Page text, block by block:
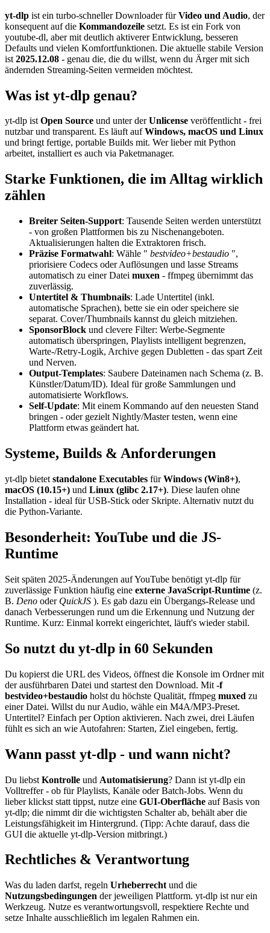
yt-dlp ist ein turbo-schneller Downloader fürVideo und Audio, der
konsequent auf die Kommandozeile setzt. Es ist ein Fork von
youtube-dl, aber mit deutlich aktiverer Entwicklung, besseren
Defaults und vielen Komfortfunktionen. Die aktuelle stabile Version
ist 2025.12.08 - genau die, die du willst, wenn du Ärger mit sich
ändernden Streaming-Seiten vermeiden möchtest.
Was ist yt-dlp genau?
yt-dlp istOpen Source und unter derUnlicense veröffentlicht - frei
nutzbar und transparent. Es läuft aufWindows, macOS und Linux
und bringt fertige, portable Builds mit. Wer lieber mit Python
arbeitet, installiert es auch via Paketmanager.
Starke Funktionen, die im Alltag wirklich
zählen
Breiter Seiten-Support: Tausende Seiten werden unterstützt
- von großen Plattformen bis zu Nischenangeboten.
Aktualisierungen halten die Extraktoren frisch.
Präzise Formatwahl: Wähle " bestvideo+bestaudio ",
priorisiere Codecs oder Auflösungen und lasse Streams
automatisch zu einer Datei muxen - ffmpeg übernimmt das
zuverlässig.
Untertitel & Thumbnails: Lade Untertitel (inkl.
automatische Sprachen), bette sie ein oder speichere sie
separat. Cover/Thumbnails kannst du gleich mitziehen.
SponsorBlock und clevere Filter: Werbe-Segmente
automatisch überspringen, Playlists intelligent begrenzen,
Warte-/Retry-Logik, Archive gegen Dubletten - das spart Zeit
und Nerven.
Output-Templates: Saubere Dateinamen nach Schema (z. B.
Künstler/Datum/ID). Ideal für große Sammlungen und
automatisierte Workflows.
Self-Update: Mit einem Kommando auf den neuesten Stand
bringen - oder gezielt Nightly/Master testen, wenn eine
Plattform etwas geändert hat.
Systeme, Builds & Anforderungen
yt-dlp bietet standalone Executables fürWindows (Win8+),
macOS (10.15+) und Linux (glibc 2.17+). Diese laufen ohne
Installation - ideal für USB-Stick oder Skripte. Alternativ nutzt du
die Python-Variante.
Besonderheit: YouTube und die JS-
Runtime
Seit späten 2025-Änderungen auf YouTube benötigt yt-dlp für
zuverlässige Funktion häufig eine externe JavaScript-Runtime (z.
B. Deno oder QuickJS ). Es gab dazu ein Übergangs-Release und
danach Verbesserungen rund um die Erkennung und Nutzung der
Runtime. Kurz: Einmal korrekt eingerichtet, läuft's wieder stabil.
So nutzt du yt-dlp in 60 Sekunden
Du kopierst die URL des Videos, öffnest die Konsole im Ordner mit
der ausführbaren Datei und startest den Download. Mit -f
bestvideo+bestaudio holst du höchste Qualität, ffmpeg muxed zu
einer Datei. Willst du nur Audio, wähle ein M4A/MP3-Preset.
Untertitel? Einfach per Option aktivieren. Nach zwei, drei Läufen
fühlt es sich an wie Autofahren: Starten, Ziel eingeben, fertig.
Wann passt yt-dlp - und wann nicht?
Du liebst Kontrolle und Automatisierung? Dann ist yt-dlp ein
Volltreffer - ob für Playlists, Kanäle oder Batch-Jobs. Wenn du
lieber klickst statt tippst, nutze eine GUI-Oberfläche auf Basis von
yt-dlp; die nimmt dir die wichtigsten Schalter ab, behält aber die
Leistungsfähigkeit im Hintergrund. (Tipp: Achte darauf, dass die
GUI die aktuelle yt-dlp-Version mitbringt.)
Rechtliches & Verantwortung
Was du laden darfst, regeln Urheberrecht und die
Nutzungsbedingungen der jeweiligen Plattform. yt-dlp ist nur ein
Werkzeug. Nutze es verantwortungsvoll, respektiere Rechte und
setze Inhalte ausschließlich im legalen Rahmen ein.